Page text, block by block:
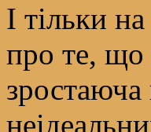
І тільки
про те, що